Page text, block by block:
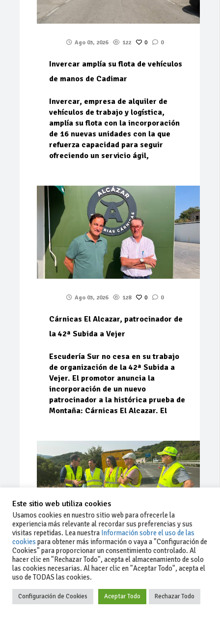
Ago 03, 2026 122 0 0
Invercar amplía su flota de vehículos
de manos de Cadimar
Invercar, empresa de alquiler de
vehículos de trabajo y logística,
amplía su flota con la incorporación
de 16 nuevas unidades con la que
refuerza capacidad para seguir
ofreciendo un servicio ágil,
Ago 03, 2026 128 0 0
Cárnicas El Alcazar, patrocinador de
la 42ª Subida a Vejer
Escudería Sur no cesa en su trabajo
de organización de la 42ª Subida a
Vejer. El promotor anuncia la
incorporación de un nuevo
patrocinador a la histórica prueba de
Montaña: Cárnicas El Alcazar. El
Ago 03, 2026 66 0 0
La Junta implementa mejoras en la
A381 por Los Barrios
Este sitio web utiliza cookies
Usamos cookies en nuestro sitio web para ofrecerle la
experiencia más relevante al recordar sus preferencias y sus
visitas repetidas. Lea nuestra Información sobre el uso de las
cookies para obtener más información o vaya a "Configuración de
Cookies" para proporcionar un consentimiento controlado. Al
hacer clic en "Rechazar Todo", acepta el almacenamiento de solo
las cookies necesarias. Al hacer clic en "Aceptar Todo", acepta el
uso de TODAS las cookies.
Configuración de Cookies Aceptar Todo Rechazar Todo